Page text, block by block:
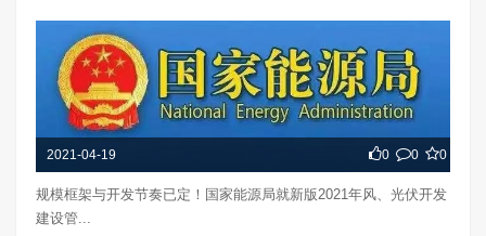
2021-04-19 0 0 0
规模框架与开发节奏已定！国家能源局就新版2021年风、光伏开发
建设管...